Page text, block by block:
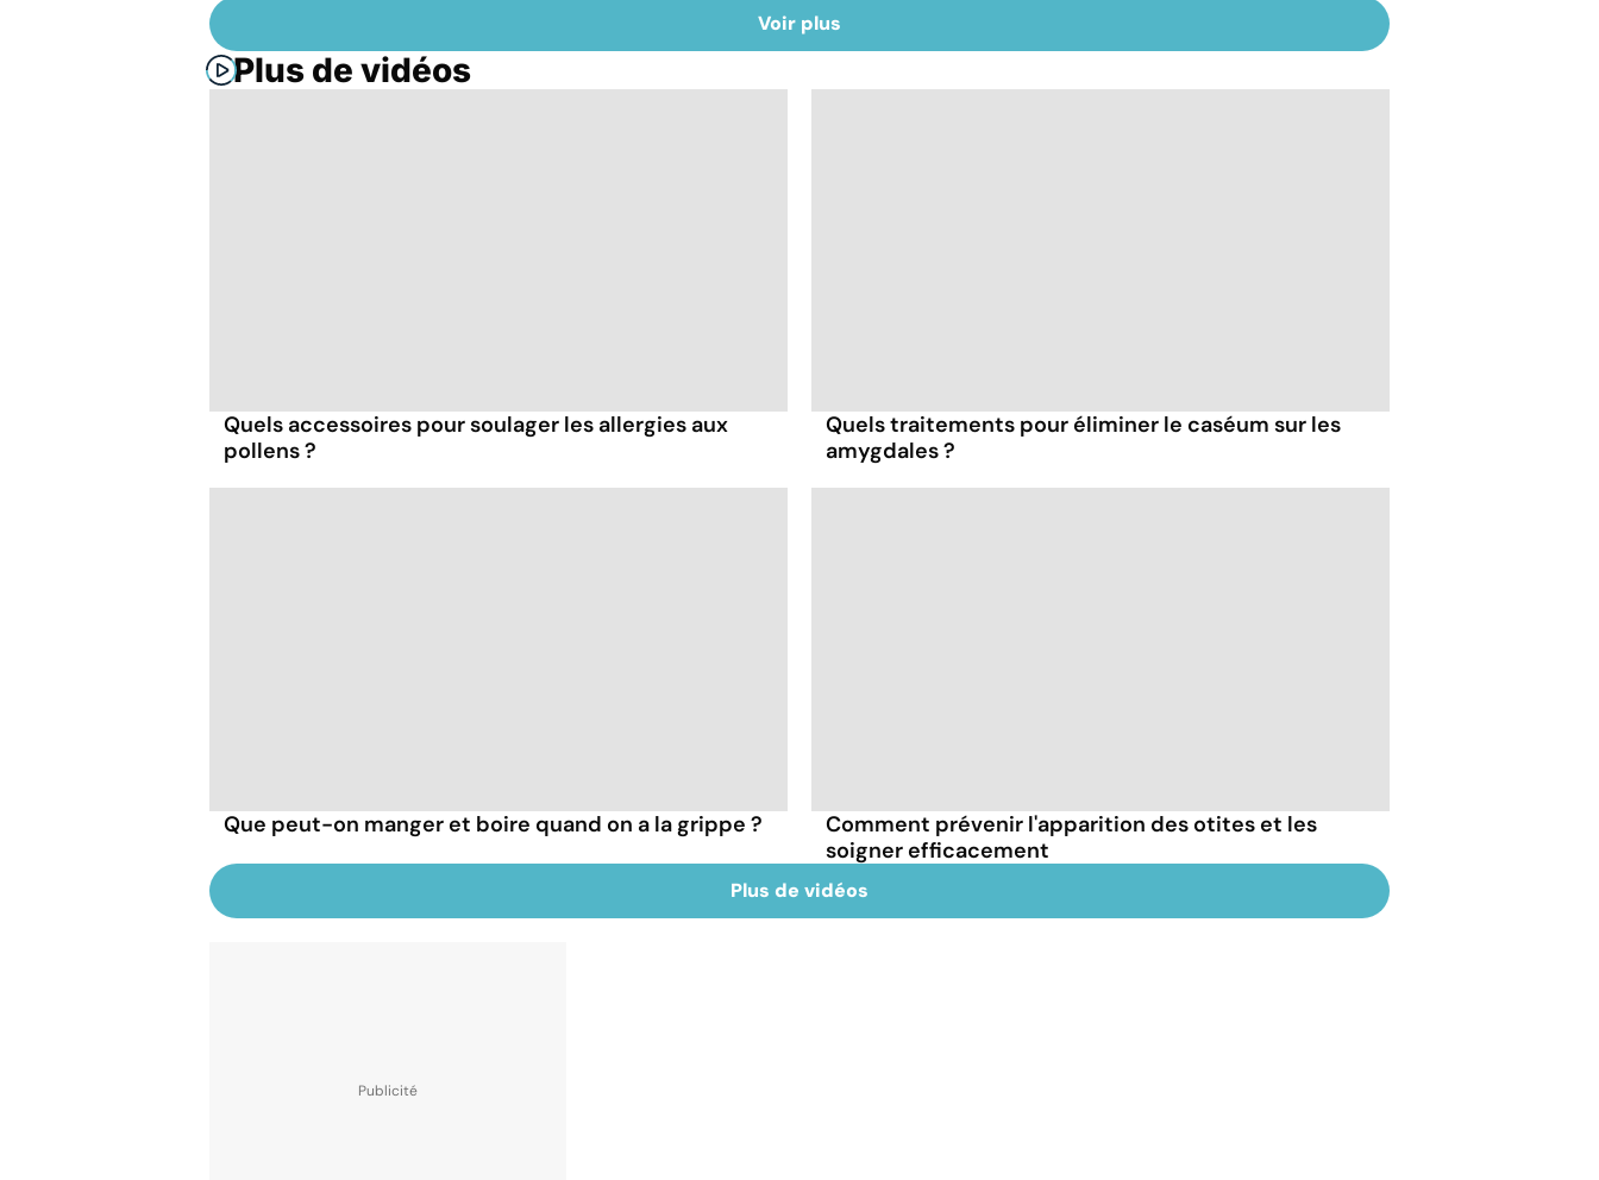
Voir plus
Plus de vidéos
Quels accessoires pour soulager les allergies aux
pollens ?
Quels traitements pour éliminer le caséum sur les
amygdales ?
Que peut-on manger et boire quand on a la grippe ?
Comment prévenir l'apparition des otites et les
soigner efficacement
Plus de vidéos